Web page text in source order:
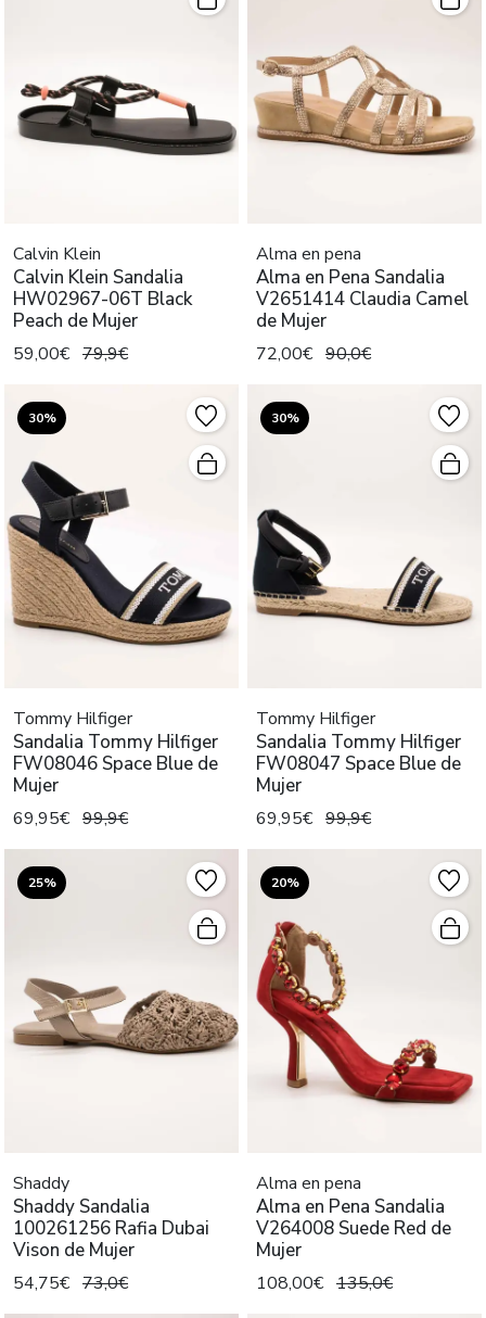
Calvin Klein
Calvin Klein Sandalia
HW02967-06T Black
Peach de Mujer
59,00€ 79,9€
Alma en pena
Alma en Pena Sandalia
V2651414 Claudia Camel
de Mujer
72,00€ 90,0€
30%
Tommy Hilfiger
Sandalia Tommy Hilfiger
FW08046 Space Blue de
Mujer
69,95€ 99,9€
30%
Tommy Hilfiger
Sandalia Tommy Hilfiger
FW08047 Space Blue de
Mujer
69,95€ 99,9€
25%
Shaddy
Shaddy Sandalia
100261256 Rafia Dubai
Vison de Mujer
54,75€ 73,0€
20%
Alma en pena
Alma en Pena Sandalia
V264008 Suede Red de
Mujer
108,00€ 135,0€